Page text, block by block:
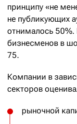
принципу «не
не публикующих
отнималось 50%.
бизнесменов в
75.
Компании в
секторов
рыночной